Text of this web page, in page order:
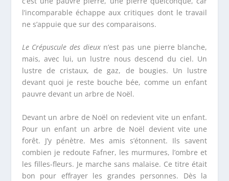
l’incomparable échappe aux critiques dont le travail
ne s’appuie que sur des comparaisons.
Le Crépuscule des dieuxn’est pas une pierre blanche,
mais, avec lui, un lustre nous descend du ciel. Un
lustre de cristaux, de gaz, de bougies. Un lustre
devant quoi je reste bouche bée, comme un enfant
pauvre devant un arbre de Noël.
Devant un arbre de Noël on redevient vite un enfant.
Pour un enfant un arbre de Noël devient vite une
forêt. J’y pénètre. Mes amis s’étonnent. Ils savent
combien je redoute Fafner, les murmures, l’ombre et
les filles-fleurs. Je marche sans malaise. Ce titre était
bon pour effrayer les grandes personnes. Dès la